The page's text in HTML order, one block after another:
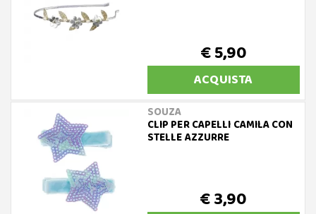
€ 5,90
ACQUISTA
SOUZA
CLIP PER CAPELLI CAMILA CON
STELLE AZZURRE
€ 3,90